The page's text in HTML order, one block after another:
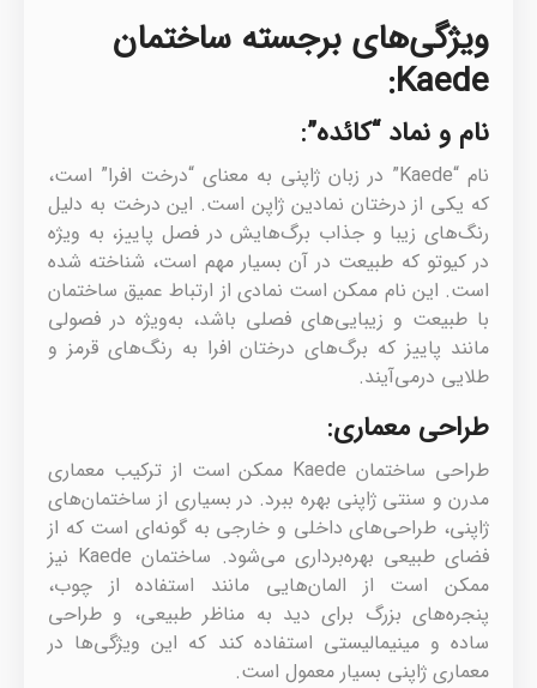
ویژگی‌های برجسته ساختمان
Kaede:
نام و نماد “کائده”:
نام “Kaede” در زبان ژاپنی به معنای “درخت افرا” است،
که یکی از درختان نمادین ژاپن است. این درخت به دلیل
رنگ‌های زیبا و جذاب برگ‌هایش در فصل پاییز، به ویژه
در کیوتو که طبیعت در آن بسیار مهم است، شناخته شده
است. این نام ممکن است نمادی از ارتباط عمیق ساختمان
با طبیعت و زیبایی‌های فصلی باشد، به‌ویژه در فصولی
مانند پاییز که برگ‌های درختان افرا به رنگ‌های قرمز و
طلایی درمی‌آیند.
طراحی معماری:
طراحی ساختمان Kaede ممکن است از ترکیب معماری
مدرن و سنتی ژاپنی بهره ببرد. در بسیاری از ساختمان‌های
ژاپنی، طراحی‌های داخلی و خارجی به گونه‌ای است که از
فضای طبیعی بهره‌برداری می‌شود. ساختمان Kaede نیز
ممکن است از المان‌هایی مانند استفاده از چوب،
پنجره‌های بزرگ برای دید به مناظر طبیعی، و طراحی
ساده و مینیمالیستی استفاده کند که این ویژگی‌ها در
معماری ژاپنی بسیار معمول است.